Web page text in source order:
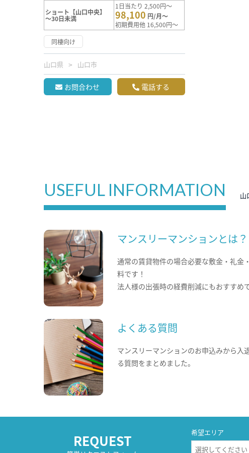
ショート【山口中央】
～30日未満
1日当たり 2,500円～
98,100 円/月～
初期費用他 16,500円～
同棲向け
山口県 山口市
お問合わせ 電話する
USEFUL INFORMATION 山
マンスリーマンションとは？
通常の賃貸物件の場合必要な敷金・礼金
料です！
法人様の出張時の経費削減にもおすすめで
よくある質問
マンスリーマンションのお申込みから入
る質問をまとめました。
REQUEST 希望エリア